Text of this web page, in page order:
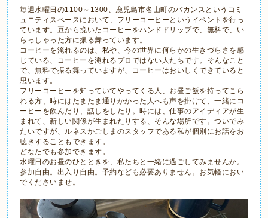
毎週水曜日の1100～1300、鹿児島市名山町のバカンスというコミ
ュニティスペースにおいて、フリーコーヒーというイベントを行っ
ています。豆から挽いたコーヒーをハンドドリップで、無料で、い
らっしゃった方に振る舞っています。
コーヒーを淹れるのは、私や、今の世界に何らかの生きづらさを感
じている、コーヒーを淹れるプロではない人たちです。そんなこと
で、無料で振る舞っていますが、コーヒーはおいしくできていると
思います。
フリーコーヒーを知っていてやってくる人、お昼ご飯を持ってこら
れる方、時にはたまたま通りかかった人へも声を掛けて、一緒にコ
ーヒーを飲んだり、話しをしたり。時には、仕事のアイディアが生
まれて、新しい関係が生まれたりする、そんな場所です。ついでみ
たいですが、ルネスかごしまのスタッフである私が個別にお話をお
聴きすることもできます。
どなたでも参加できます。
水曜日のお昼のひとときを、私たちと一緒に過ごしてみませんか。
参加自由。出入り自由。予約なども必要ありません。お気軽におい
でくださいませ。